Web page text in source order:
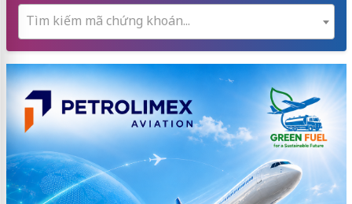
Tìm kiếm mã chứng khoán...